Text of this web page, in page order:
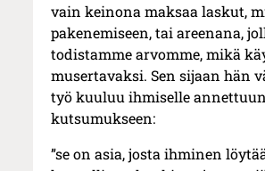
vain keinona maksaa laskut,
pakenemiseen, tai areenana,
todistamme arvomme, mikä
musertavaksi. Sen sijaan hän
työ kuuluu ihmiselle annettuun
kutsumukseen:
”se on asia, josta ihminen